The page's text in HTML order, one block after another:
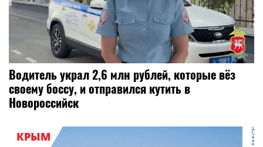
Водитель украл 2,6 млн рублей, которые вёз
своему боссу, и отправился кутить в
Новороссийск
КРЫМ